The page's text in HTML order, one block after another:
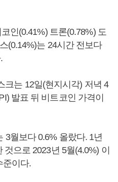
인(0.41%) 트론(0.78%) 도
(0.14%)는 24시간 전보다
크는 12일(현지시각) 저녁 4
발표 뒤 비트코인 가격이
3월보다 0.6% 올랐다. 1년
으로 2023년 5월(4.0%) 이
준이다.